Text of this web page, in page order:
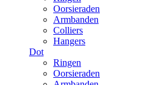
Oorsieraden
Armbanden
Colliers
Hangers
Dot
Ringen
Oorsieraden